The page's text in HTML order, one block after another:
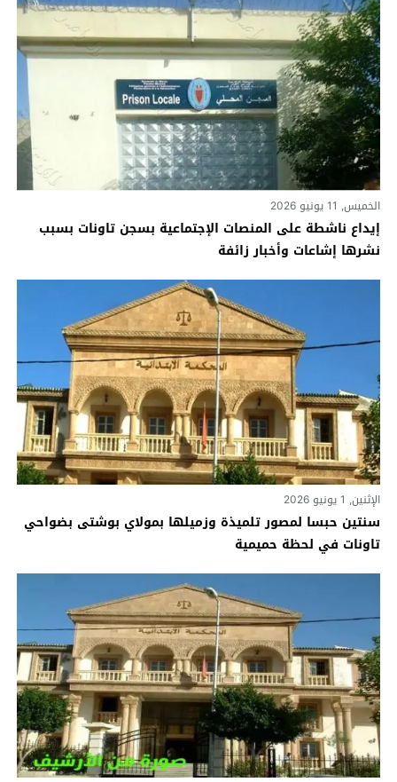
الخميس, 11 يونيو 2026
إيداع ناشطة على المنصات الإجتماعية بسجن تاونات بسبب
نشرها إشاعات وأخبار زائفة
الإثنين, 1 يونيو 2026
سنتين حبسا لمصور تلميذة وزميلها بمولاي بوشتى بضواحي
تاونات في لحظة حميمية